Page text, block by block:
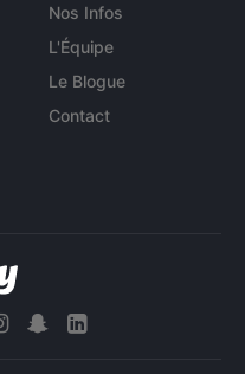
Nos Infos
L'Équipe
Le Blogue
Contact